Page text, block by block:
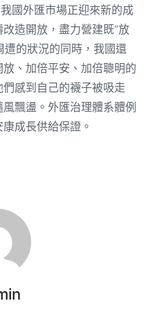
國外匯市場正迎來新的成
造開放，盡力營建既“放
遭的狀況的同時，我國還
、加倍平安、加倍聰明的
感到自己的襪子被吸走
飄盪。外匯治理體系體例
康成長供給保證。